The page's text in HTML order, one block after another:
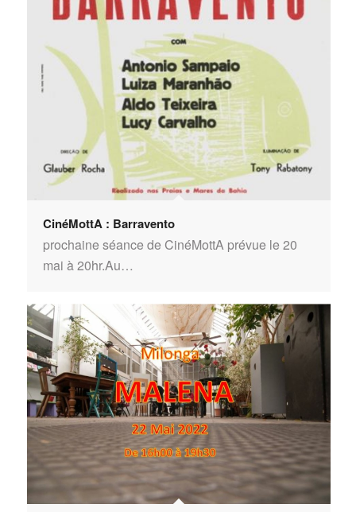
CinéMottA : Barravento
prochaine séance de CinéMottA prévue le 20
mai à 20hr.Au…